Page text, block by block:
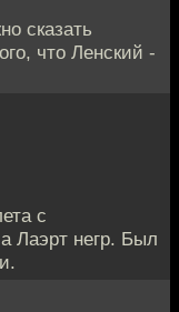
сказать
что Ленский -
с
Лаэрт негр. Был